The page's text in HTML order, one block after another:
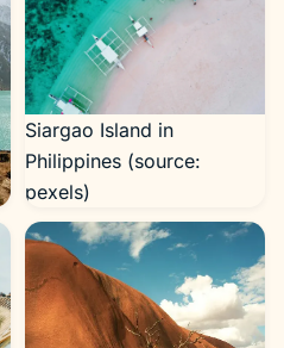
Siargao Island in
Philippines (source:
pexels)